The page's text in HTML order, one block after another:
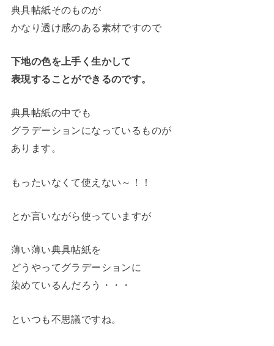
典具帖紙そのものが
かなり透け感のある素材ですので
下地の色を上手く生かして
表現することができるのです。
典具帖紙の中でも
グラデーションになっているものが
あります。
もったいなくて使えない～！！
とか言いながら使っていますが
薄い薄い典具帖紙を
どうやってグラデーションに
染めているんだろう・・・
といつも不思議ですね。